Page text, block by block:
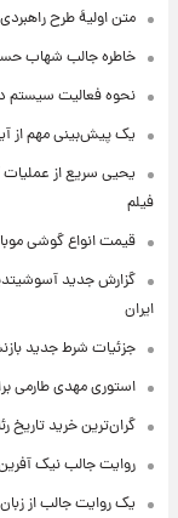
متن اولیۀ طرح
خاطره جالب شهاب
نحوه فعالیت سیستم
یک پیش‌بینی مهم از
یحیی سریع از
فیلم
قیمت انواع گوشی موبایل امروز
گزارش جدید
ایران
جزئیات شرط جدید
استوری مهدی طارمی
گران‌ترین خرید تاریخ
روایت جالب نیک
یک روایت جالب از